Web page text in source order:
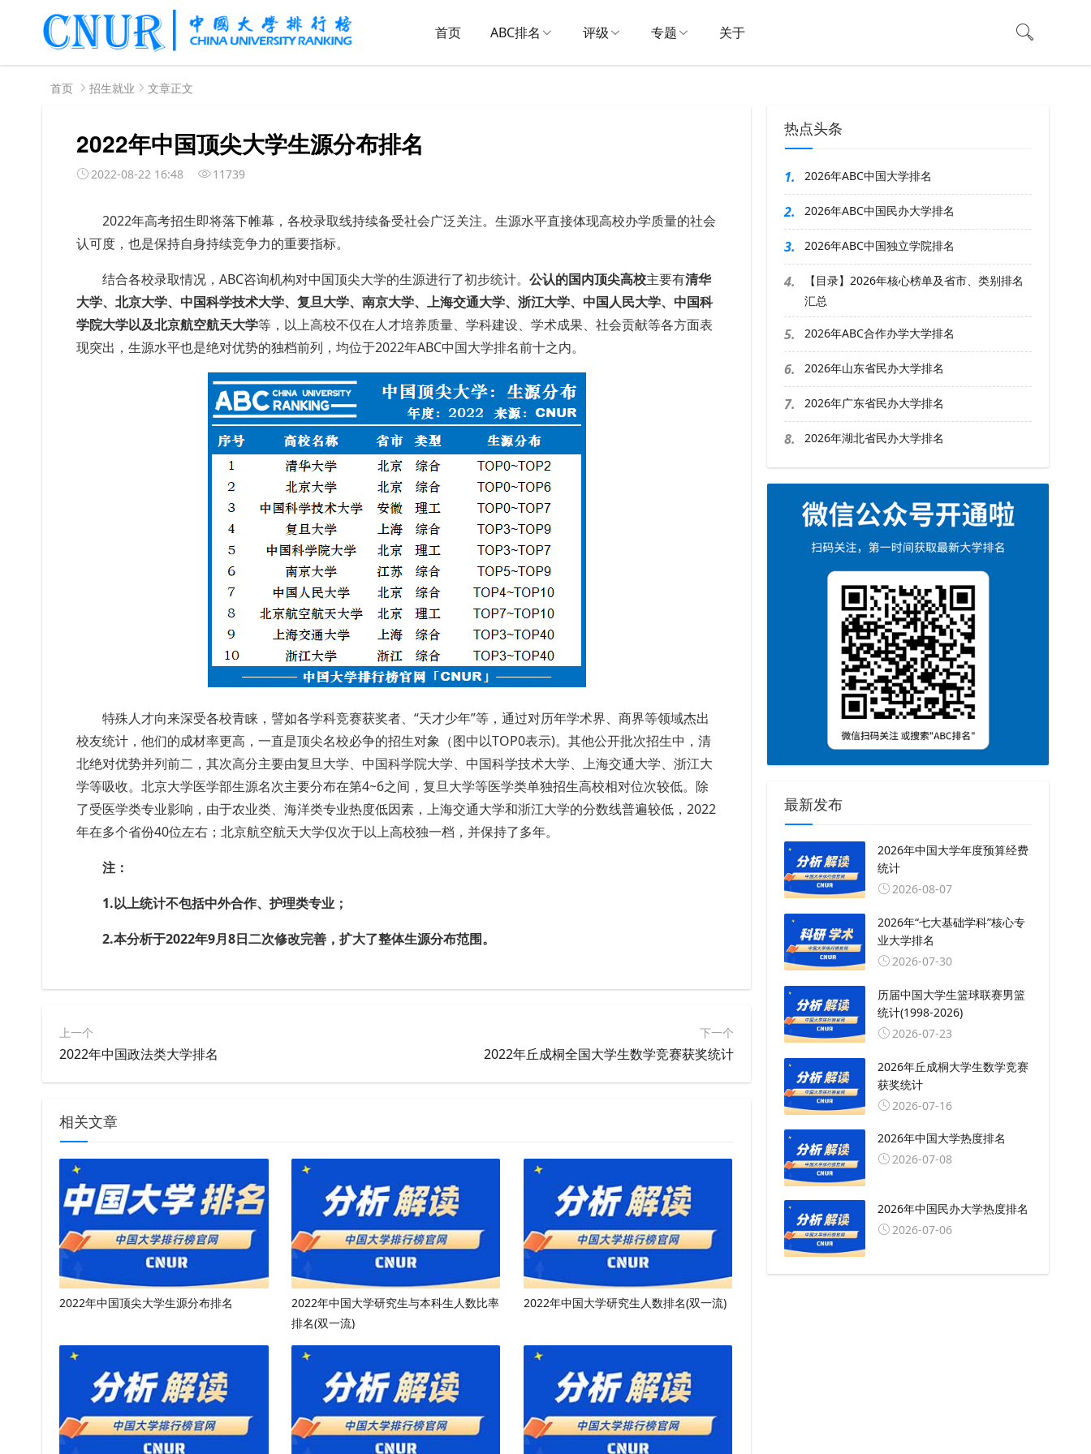
首页 ABC排名 评级 专题 关于
首页 招生就业 文章正文
2022年中国顶尖大学生源分布排名
2022-08-22 16:48 11739
2022年高考招生即将落下帷幕，各校录取线持续备受社会广泛关注。生源水平直接体现高校办学质量的社会
认可度，也是保持自身持续竞争力的重要指标。
结合各校录取情况，ABC咨询机构对中国顶尖大学的生源进行了初步统计。 公认的国内顶尖高校主要有清华
大学、北京大学、中国科学技术大学、复旦大学、 南京大学、 上海交通大学、浙江大学、中国人民大学、中国科
学院大学以及北京航空航天大学等，以上高校不仅在人才培养质量、学科建设、学术成果、社会贡献等各方面表
现突出，生源水平也是绝对优势的独档前列，均位于2022年ABC中国大学排名前十之内。
特殊人才向来深受各校青睐，譬如各学科竞赛获奖者、“天才少年”等，通过对历年学术界、商界等领域杰出
校友统计，他们的成材率更高，一直是顶尖名校必争的招生对象（图中以TOP0表示)。其他公开批次招生中，清
北绝对优势并列前二， 其次高分主要由复旦大学、中国科学院大学、中国科学技术大学、上海交通大学、浙江大
学等吸收。 北京大学医学部生源名次主要分布在第4~6之间，复旦大学等医学类单独招生高校相对位次较低。除
了受医学类专业影响，由于农业类、海洋类专业热度低因素，上海交通大学和浙江大学的分数线普遍较低，2022
年在多个省份40位左右；北京航空航天大学仅次于以上高校独一档，并保持了多年。
注：
1.以上统计不包括中外合作、护理类专业；
2.本分析于2022年9月8日二次修改完善，扩大了整体生源分布范围。
上一个
2022年中国政法类大学排名
下一个
2022年丘成桐全国大学生数学竞赛获奖统计
相关文章
2022年中国顶尖大学生源分布排名
2022年中国大学研究生与本科生人数比率
排名(双一流)
2022年中国大学研究生人数排名(双一流)
热点头条
1. 2026年ABC中国大学排名
2. 2026年ABC中国民办大学排名
3. 2026年ABC中国独立学院排名
4.
【目录】2026年核心榜单及省市、类别排名
汇总
5. 2026年ABC合作办学大学排名
6. 2026年山东省民办大学排名
7. 2026年广东省民办大学排名
8. 2026年湖北省民办大学排名
最新发布
2026年中国大学年度预算经费
统计
2026-08-07
2026年“七大基础学科”核心专
业大学排名
2026-07-30
历届中国大学生篮球联赛男篮
统计(1998-2026)
2026-07-23
2026年丘成桐大学生数学竞赛
获奖统计
2026-07-16
2026年中国大学热度排名
2026-07-08
2026年中国民办大学热度排名
2026-07-06